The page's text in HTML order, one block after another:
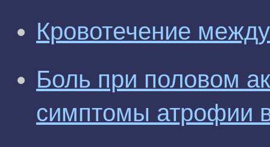
Кровотечение
Боль при половом
симптомы атрофии